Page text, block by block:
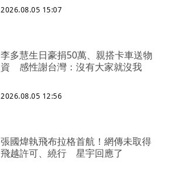
2026.08.05 15:07
李多慧生日豪捐50萬、親搭卡車送物
資 感性謝台灣：沒有大家就沒我
2026.08.05 12:56
張國煒執飛布拉格首航！網傳未取得
飛越許可、繞行 星宇回應了